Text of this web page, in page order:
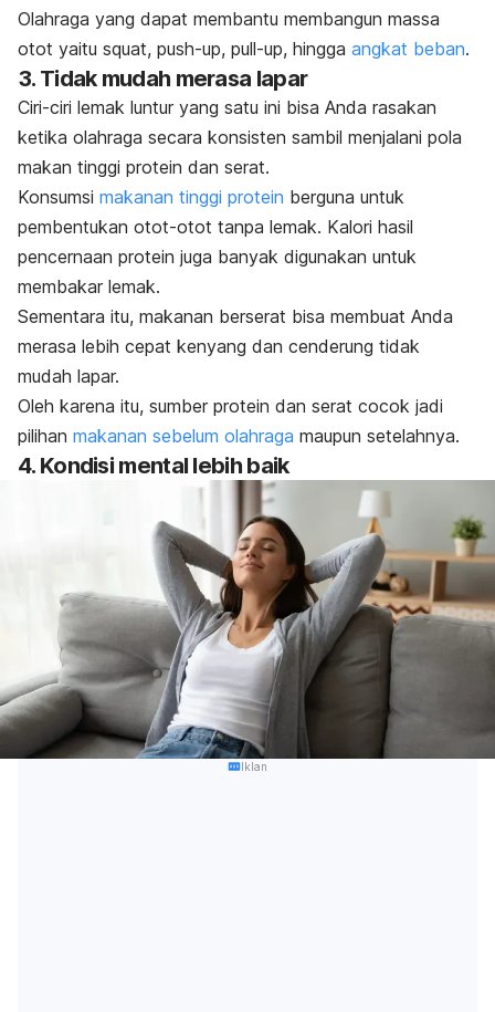
Olahraga yang dapat membantu membangun massa
otot yaitu squat, push-up, pull-up, hingga angkat beban.
3. Tidak mudah merasa lapar
Ciri-ciri lemak luntur yang satu ini bisa Anda rasakan
ketika olahraga secara konsisten sambil menjalani pola
makan tinggi protein dan serat.
Konsumsi makanan tinggi protein berguna untuk
pembentukan otot-otot tanpa lemak. Kalori hasil
pencernaan protein juga banyak digunakan untuk
membakar lemak.
Sementara itu, makanan berserat bisa membuat Anda
merasa lebih cepat kenyang dan cenderung tidak
mudah lapar.
Oleh karena itu, sumber protein dan serat cocok jadi
pilihan makanan sebelum olahraga maupun setelahnya.
4. Kondisi mental lebih baik
Iklan